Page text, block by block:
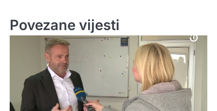
Povezane vijesti